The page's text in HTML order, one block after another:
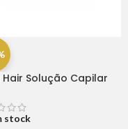
Hair Solução Capilar
stock